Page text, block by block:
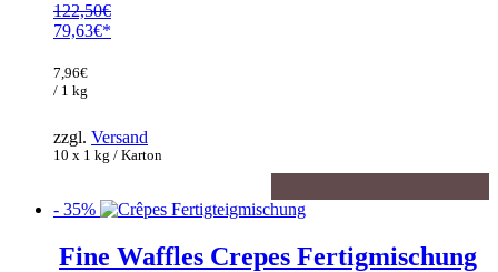
122,50€
Ursprünglicher
war:
122,50€
79,63€
Preis
ist:
10 x 1 kg / Karton
7,96€
/ 1 kg
zzgl. Versand
- 35%
Fine Waffles Crepes Fertigmischung